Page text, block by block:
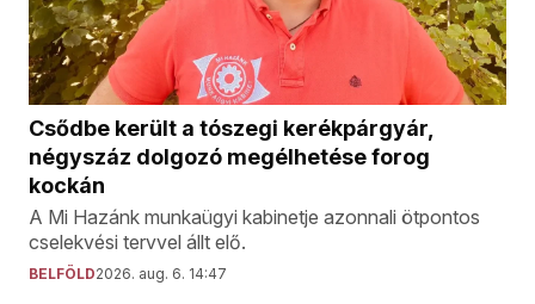
Csődbe került a tószegi kerékpárgyár,
négyszáz dolgozó megélhetése forog
kockán
A Mi Hazánk munkaügyi kabinetje azonnali ötpontos
cselekvési tervvel állt elő.
BELFÖLD2026. aug. 6. 14:47